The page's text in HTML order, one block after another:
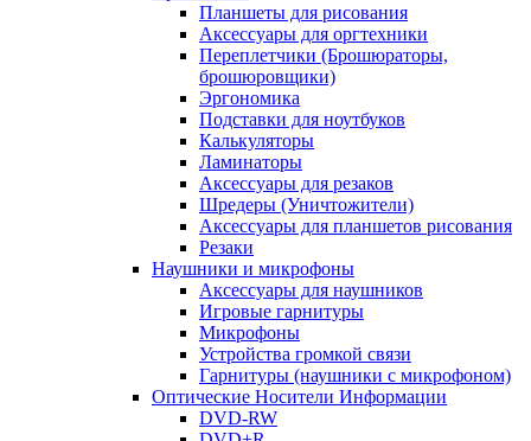
Планшеты для рисования
Аксессуары для оргтехники
Переплетчики (Брошюраторы,
брошюровщики)
Эргономика
Подставки для ноутбуков
Калькуляторы
Ламинаторы
Аксессуары для резаков
Шредеры (Уничтожители)
Аксессуары для планшетов рисования
Резаки
Наушники и микрофоны
Аксессуары для наушников
Игровые гарнитуры
Микрофоны
Устройства громкой связи
Гарнитуры (наушники с микрофоном)
Оптические Носители Информации
DVD-RW